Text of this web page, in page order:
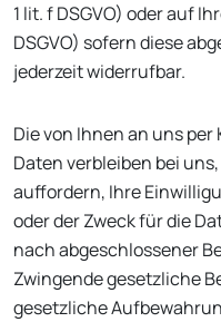
1 lit. f DSGVO) oder auf
DSGVO) sofern diese
jederzeit widerrufbar.
Die von Ihnen an uns
Daten verbleiben bei
auffordern, Ihre
oder der Zweck für die
nach abgeschlossener
Zwingende gesetzliche
gesetzliche